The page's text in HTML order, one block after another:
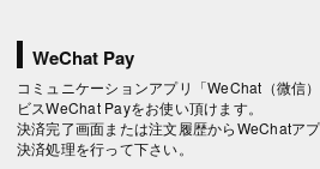
WeChat Pay
コミュニケーションアプリ「WeChat（微信
ビスWeChat Payをお使い頂けます。
決済完了画面または注文履歴からWeChatア
決済処理を行って下さい。